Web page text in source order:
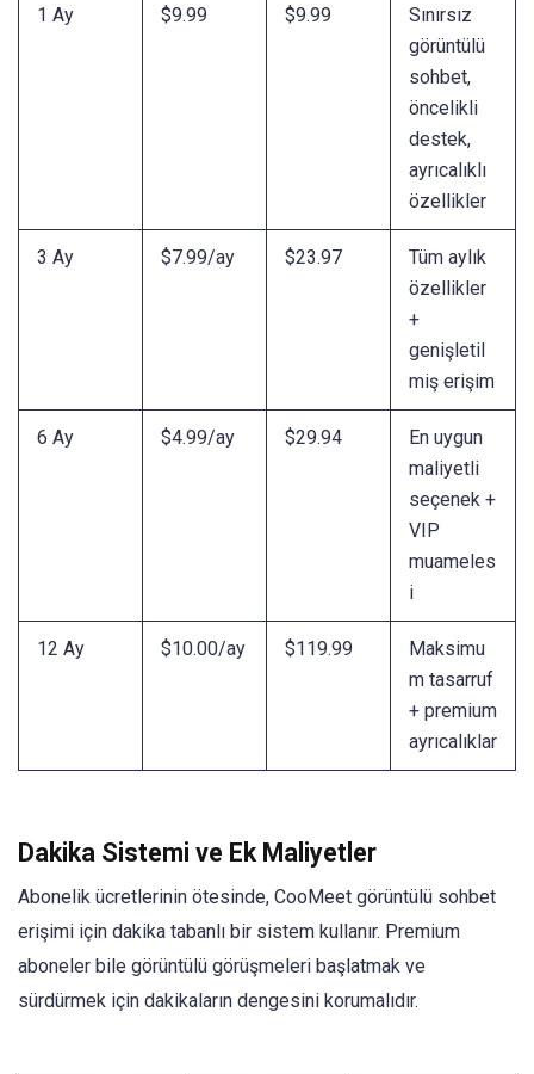
1 Ay $9.99 $9.99
Sınırsız
görüntülü
sohbet,
öncelikli
destek,
ayrıcalıklı
özellikler
3 Ay $7.99/ay $23.97
Tüm aylık
özellikler
+
genişletil
miş erişim
6 Ay $4.99/ay $29.94
En uygun
maliyetli
seçenek +
VIP
muameles
i
12 Ay $10.00/ay $119.99
Maksimu
m tasarruf
+ premium
ayrıcalıklar
Dakika Sistemi ve Ek Maliyetler
Abonelik ücretlerinin ötesinde, CooMeet görüntülü sohbet
erişimi için dakika tabanlı bir sistem kullanır. Premium
aboneler bile görüntülü görüşmeleri başlatmak ve
sürdürmek için dakikaların dengesini korumalıdır.